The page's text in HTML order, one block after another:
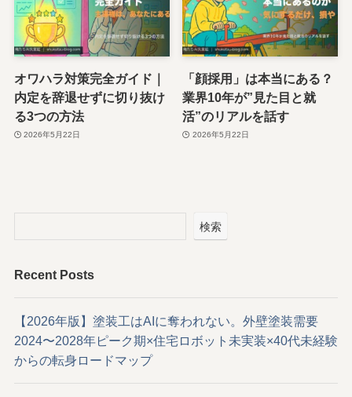
オワハラ対策完全ガイド｜
内定を辞退せずに切り抜け
る3つの方法
2026年5月22日
「顔採用」は本当にある？
業界10年が”見た目と就
活”のリアルを話す
2026年5月22日
検索
Recent Posts
【2026年版】塗装工はAIに奪われない。外壁塗装需要
2024〜2028年ピーク期×住宅ロボット未実装×40代未経験
からの転身ロードマップ